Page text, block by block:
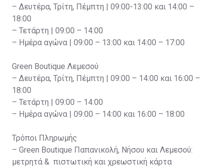
– Δευτέρα, Τρίτη, Πέμπτη | 09:00-13:00 και 14:00 –
18:00
– Τετάρτη | 09:00 – 14:00
– Ημέρα αγώνα | 09:00 – 13:00 και 14:00 – 17:00
Green Boutique Λεμεσού
– Δευτέρα, Τρίτη, Πέμπτη | 09:00 – 14:00 και 16:00 –
18:00
– Τετάρτη | 09:00 – 14:00
– Ημέρα αγώνα | 09:00 – 14:00 και 16:00 – 18:00
Τρόποι Πληρωμής
– Green Boutique Παπανικολή, Νήσου και Λεμεσού:
μετρητά & πιστωτική και χρεωστική κάρτα